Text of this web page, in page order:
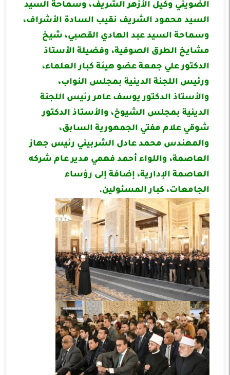
الضويني وكيل الأزهر الشريف، وسماحة السيد
السيد محمود الشريف نقيب السادة الأشراف،
وسماحة السيد عبد الهادي القصبي، شيخ
مشايخ الطرق الصوفية، وفضيلة الأستاذ
الدكتور علي جمعة عضو هيئة كبار العلماء،
ورئيس اللجنة الدينية بمجلس النواب،
والأستاذ الدكتور يوسف عامر رئيس اللجنة
الدينية بمجلس الشيوخ، والأستاذ الدكتور
شوقي علام مفتي الجمهورية السابق،
والمهندس محمد عادل الشربيني رئيس جهاز
العاصمة، واللواء أحمد فهمي مدير عام شركه
العاصمة الإدارية، إضافة إلى رؤساء
الجامعات، كبار المسئولين.